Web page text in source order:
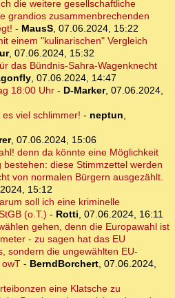
die weitere gesellschaftliche
grandios zusammenbrechenden
- MausS, 07.06.2024, 15:22
einem "kulinarischen" Vergleich
, 07.06.2024, 15:32
das Bündnis-Sahra-Wagenknecht
, 07.06.2024, 14:47
18:00 Uhr- D-Marker, 07.06.2024,
viel schlimmer! - neptun,
, 07.06.2024, 15:06
denn da könnte eine Möglichkeit
diese Stimmzettel werden
von normalen Bürgern ausgezählt.
15:12
soll ich eine kriminelle
(o.T.) - Rotti, 07.06.2024, 16:11
gehen, denn die Europawahl ist
- zu sagen hat das EU
sondern die ungewählten EU-
owT - BerndBorchert, 07.06.2024,
eine Klatsche zu